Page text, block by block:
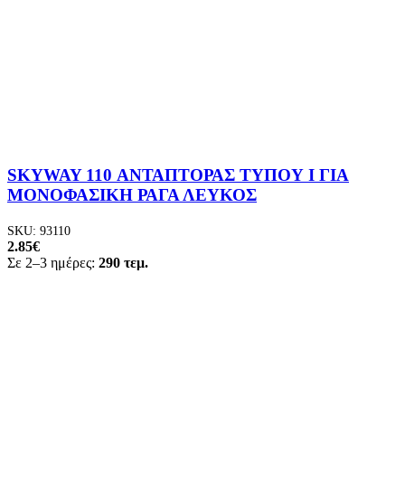
SKYWAY 110 ΑΝΤΑΠΤΟΡΑΣ ΤΥΠΟΥ Ι ΓΙΑ
ΜΟΝΟΦΑΣΙΚΗ ΡΑΓΑ ΛΕΥΚΟΣ
SKU: 93110
2.85€
Σε 2–3 ημέρες: 290 τεμ.